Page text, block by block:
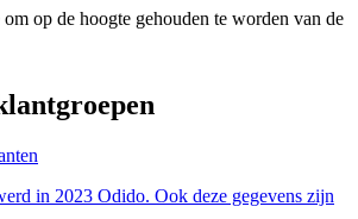
op de hoogte gehouden te worden van de
in 2023 Odido. Ook deze gegevens zijn